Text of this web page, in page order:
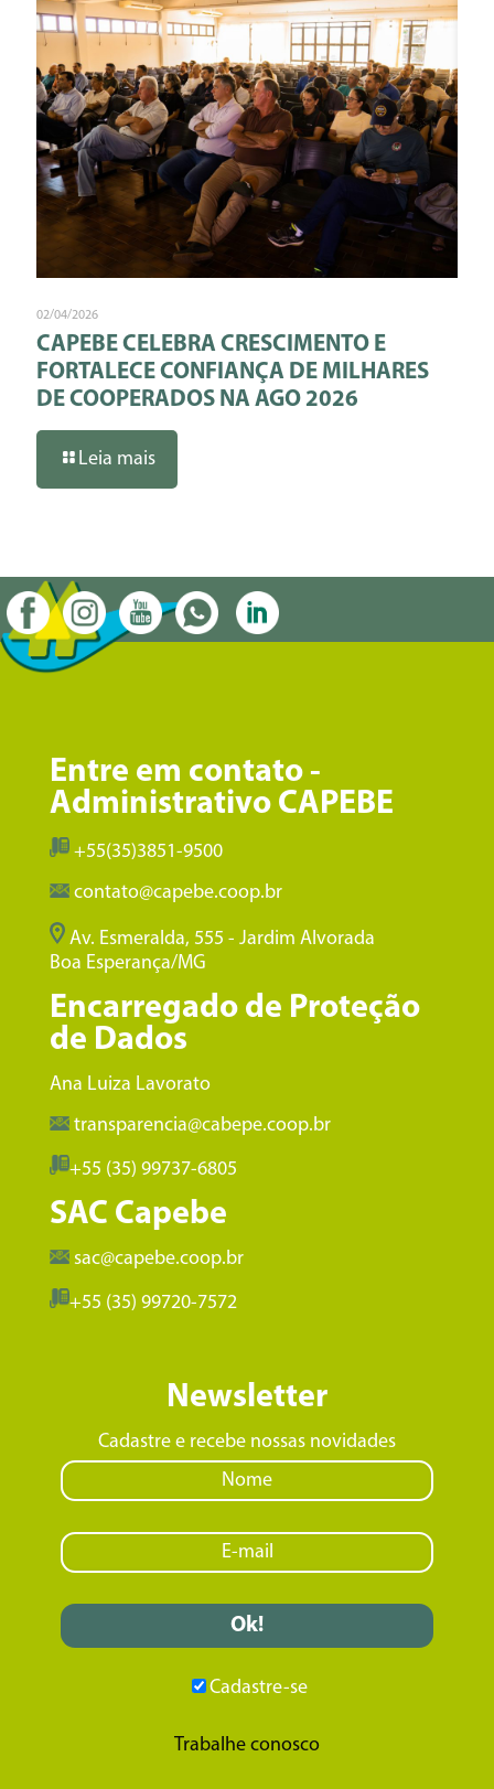
02/04/2026
CAPEBE CELEBRA CRESCIMENTO E
FORTALECE CONFIANÇA DE MILHARES
DE COOPERADOS NA AGO 2026
Leia mais
Entre em contato -
Administrativo CAPEBE
+55(35)3851-9500
contato@capebe.coop.br
Av. Esmeralda, 555 - Jardim Alvorada
Boa Esperança/MG
Encarregado de Proteção
de Dados
Ana Luiza Lavorato
transparencia@cabepe.coop.br
+55 (35) 99737-6805
SAC Capebe
sac@capebe.coop.br
+55 (35) 99720-7572
Newsletter
Cadastre e recebe nossas novidades
Cadastre-se
Trabalhe conosco